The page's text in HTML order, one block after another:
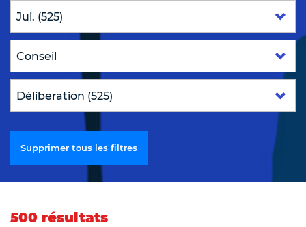
Supprimer tous les filtres
500 résultats